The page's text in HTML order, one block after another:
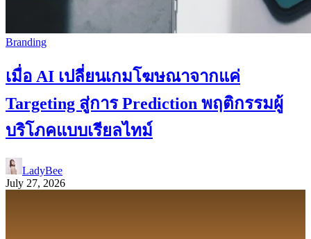
Branding
เมื่อ AI เปลี่ยนเกมโฆษณาจากแค่
Targeting สู่การ Prediction พฤติกรรมผู้
บริโภคแบบเรียลไทม์
LadyBee
July 27, 2026